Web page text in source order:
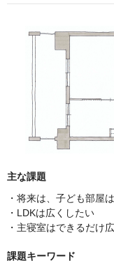
主な課題
・将来は、子ども部屋
・LDKは広くしたい
・主寝室はできるだけ
課題キーワード